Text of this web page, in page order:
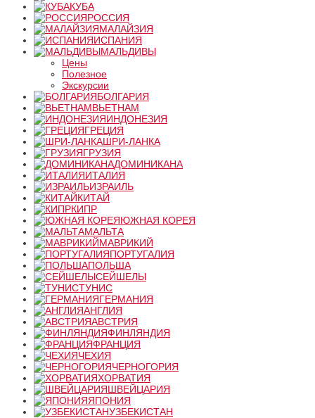
КУБА
РОССИЯ
МАЛАЙЗИЯ
ИСПАНИЯ
МАЛЬДИВЫ
Цены
Полезное
Экскурсии
БОЛГАРИЯ
ВЬЕТНАМ
ИНДОНЕЗИЯ
ГРЕЦИЯ
ШРИ-ЛАНКА
ГРУЗИЯ
ДОМИНИКАНА
ИТАЛИЯ
ИЗРАИЛЬ
КИТАЙ
КИПР
ЮЖНАЯ КОРЕЯ
МАЛЬТА
МАВРИКИЙ
ПОРТУГАЛИЯ
ПОЛЬША
СЕЙШЕЛЫ
ТУНИС
ГЕРМАНИЯ
АНГЛИЯ
АВСТРИЯ
ФИНЛЯНДИЯ
ФРАНЦИЯ
ЧЕХИЯ
ЧЕРНОГОРИЯ
ХОРВАТИЯ
ШВЕЙЦАРИЯ
ЯПОНИЯ
УЗБЕКИСТАН